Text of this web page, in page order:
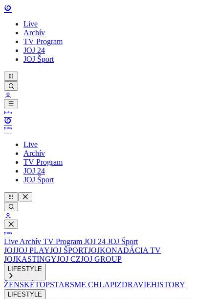
Live
Archív
TV Program
JOJ 24
JOJ Šport
Live
Archív
TV Program
JOJ 24
JOJ Šport
Live Archív TV Program JOJ 24 JOJ Šport
JOJJOJ PLAYJOJ ŠPORTJOJKONADÁCIA TV
JOJKASTINGYJOJ CZJOJ GROUP
LIFESTYLE
ŽENSKÉTOPSTARSME CHLAPIZDRAVIEHISTORY
LIFESTYLE